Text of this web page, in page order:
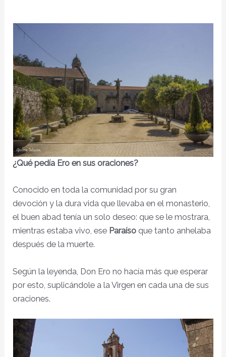
¿Qué pedía Ero en sus oraciones?
Conocido en toda la comunidad por su gran
devoción y la dura vida que llevaba en el monasterio,
el buen abad tenía un solo deseo: que se le mostrara,
mientras estaba vivo, ese Paraísoque tanto anhelaba
después de la muerte.
Según la leyenda, Don Ero no hacía más que esperar
por esto, suplicándole a la Virgen en cada una de sus
oraciones.